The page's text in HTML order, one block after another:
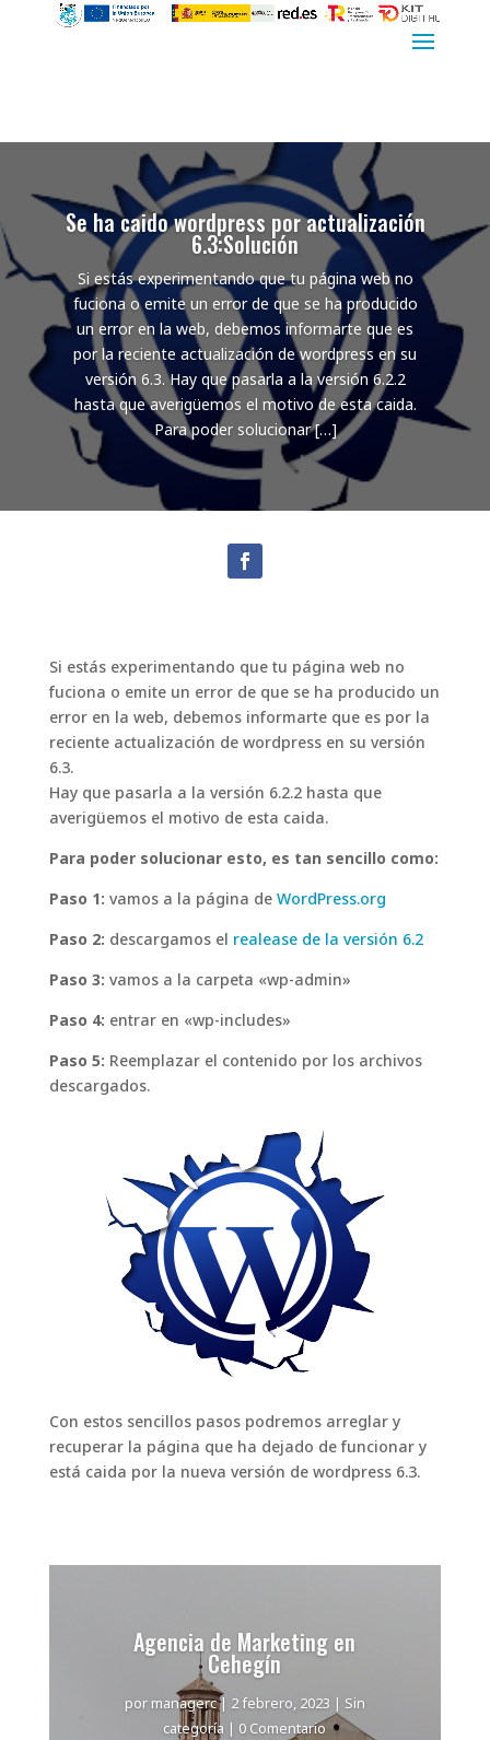
Se ha caido wordpress por actualización
6.3:Solución
Si estás experimentando que tu página web no
fuciona o emite un error de que se ha producido
un error en la web, debemos informarte que es
por la reciente actualización de wordpress en su
versión 6.3. Hay que pasarla a la versión 6.2.2
hasta que averigüemos el motivo de esta caida.
Para poder solucionar […]
Si estás experimentando que tu página web no
fuciona o emite un error de que se ha producido un
error en la web, debemos informarte que es por la
reciente actualización de wordpress en su versión
6.3.
Hay que pasarla a la versión 6.2.2 hasta que
averigüemos el motivo de esta caida.
Para poder solucionar esto, es tan sencillo como:
Paso 1: vamos a la página de WordPress.org
Paso 2: descargamos el realease de la versión 6.2
Paso 3: vamos a la carpeta «wp-admin»
Paso 4: entrar en «wp-includes»
Paso 5: Reemplazar el contenido por los archivos
descargados.
Con estos sencillos pasos podremos arreglar y
recuperar la página que ha dejado de funcionar y
está caida por la nueva versión de wordpress 6.3.
Agencia de Marketing en
Cehegín
por managerc| 2 febrero, 2023 | Sin
categoría | 0 Comentario